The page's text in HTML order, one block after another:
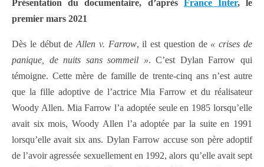
Présentation du documentaire, d’après France Inter, le
premier mars 2021
Dès le début deAllen v. Farrow, il est question de « crises de
panique, de nuits sans sommeil ». C’est Dylan Farrow qui
témoigne. Cette mère de famille de trente-cinq ans n’est autre
que la fille adoptive de l’actrice Mia Farrow et du réalisateur
Woody Allen. Mia Farrow l’a adoptée seule en 1985 lorsqu’elle
avait six mois, Woody Allen l’a adoptée par la suite en 1991
lorsqu’elle avait six ans. Dylan Farrow accuse son père adoptif
de l’avoir agressée sexuellement en 1992, alors qu’elle avait sept